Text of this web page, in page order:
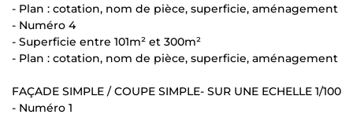
- Plan : cotation, nom de pièce, superficie, aménagement
- Numéro 4
- Superficie entre 101m² et 300m²
- Plan : cotation, nom de pièce, superficie, aménagement
FAÇADE SIMPLE / COUPE SIMPLE- SUR UNE ECHELLE 1/100
- Numéro 1